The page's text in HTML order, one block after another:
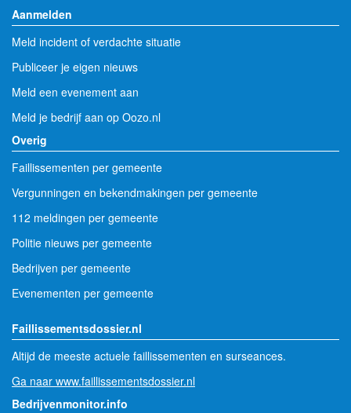
Aanmelden
Meld incident of verdachte situatie
Publiceer je eigen nieuws
Meld een evenement aan
Meld je bedrijf aan op Oozo.nl
Overig
Faillissementen per gemeente
Vergunningen en bekendmakingen per gemeente
112 meldingen per gemeente
Politie nieuws per gemeente
Bedrijven per gemeente
Evenementen per gemeente
Faillissementsdossier.nl
Altijd de meeste actuele faillissementen en surseances.
Ga naar www.faillissementsdossier.nl
Bedrijvenmonitor.info